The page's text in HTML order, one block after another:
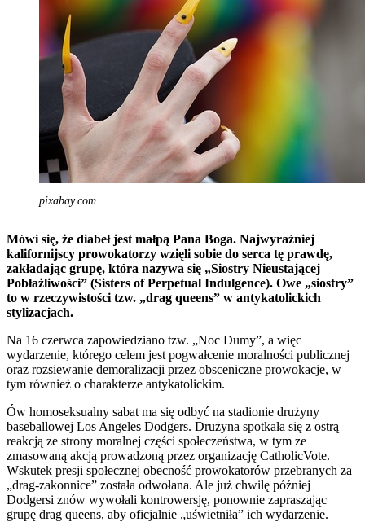
pixabay.com
Mówi się, że diabeł jest małpą Pana Boga. Najwyraźniej
kalifornijscy prowokatorzy wzięli sobie do serca tę prawdę,
zakładając grupę, która nazywa się „Siostry Nieustającej
Pobłażliwości” (Sisters of Perpetual Indulgence). Owe „siostry”
to w rzeczywistości tzw. „drag queens” w antykatolickich
stylizacjach.
Na 16 czerwca zapowiedziano tzw. „Noc Dumy”, a więc
wydarzenie, którego celem jest pogwałcenie moralności publicznej
oraz rozsiewanie demoralizacji przez obsceniczne prowokacje, w
tym również o charakterze antykatolickim.
Ów homoseksualny sabat ma się odbyć na stadionie drużyny
baseballowej Los Angeles Dodgers. Drużyna spotkała się z ostrą
reakcją ze strony moralnej części społeczeństwa, w tym ze
zmasowaną akcją prowadzoną przez organizację CatholicVote.
Wskutek presji społecznej obecność prowokatorów przebranych za
„drag-zakonnice” została odwołana. Ale już chwilę później
Dodgersi znów wywołali kontrowersję, ponownie zapraszając
grupę drag queens, aby oficjalnie „uświetniła” ich wydarzenie.